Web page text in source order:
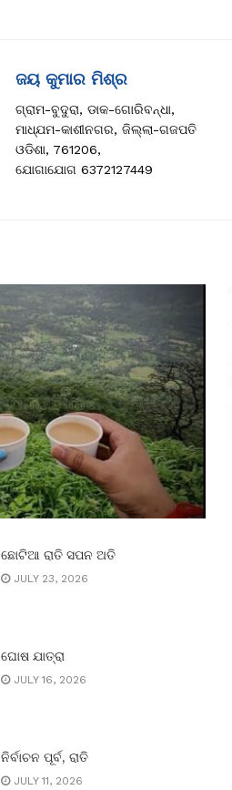
ଜୟ କୁମାର ମିଶ୍ର
ଗ୍ରାମ-ବୁଦୁରା, ଡାକ-ଗୋରିବନ୍ଧା,
ମାଧ୍ଯମ-କାଶୀନଗର, ଜିଲ୍ଲା-ଗଜପତି
ଓଡିଶା, 761206,
ଯୋଗାଯୋଗ 6372127449
ଛୋଟିଆ ରାତି ସପନ ଅତି
JULY 23, 2026
ଘୋଷ ଯାତ୍ରା
JULY 16, 2026
ନିର୍ବାଚନ ପୂର୍ବ, ରାତି
JULY 11, 2026